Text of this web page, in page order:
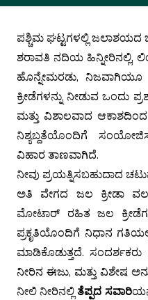
ಪಶ್ಚಿಮ ಘಟ್ಟಗಳಲ್ಲಿ ಜಲಾಶಯದ
ಶರಾವತಿ ನದಿಯ ಹಿನ್ನೀರಿನಲ್ಲಿ,
ಹೊನ್ನೇಮರಡು,
ಕ್ರೀಡೆಗಳನ್ನು ನೀಡುವ ಒಂದು
ಮತ್ತು ವಿಶಾಲವಾದ
ನಿಶ್ಯಬ್ದತೆಯೊಂದಿಗೆ
ವಿಹಾರ ತಾಣವಾಗಿದೆ.
ನೀವು ಪ್ರಯತ್ನಿಸಬಹುದಾದ
ಅತಿ ವೇಗದ ಜಲ ಕ್ರೀಡಾ
ಮೋಟಾರ್ ರಹಿತ ಜಲ
ಪ್ರಕೃತಿಯೊಂದಿಗೆ ನಿಧಾನ
ಮಾಡಿಕೊಡುತ್ತದೆ.
ನೀರಿನ ಈಜು, ಮತ್ತು ವಿಶೇಷ
ನೀಲಿ ನೀರಿನಲ್ಲಿತೆಪ್ಪದ ಸವಾರಿ